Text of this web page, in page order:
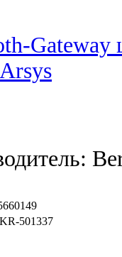
Gateway
501337